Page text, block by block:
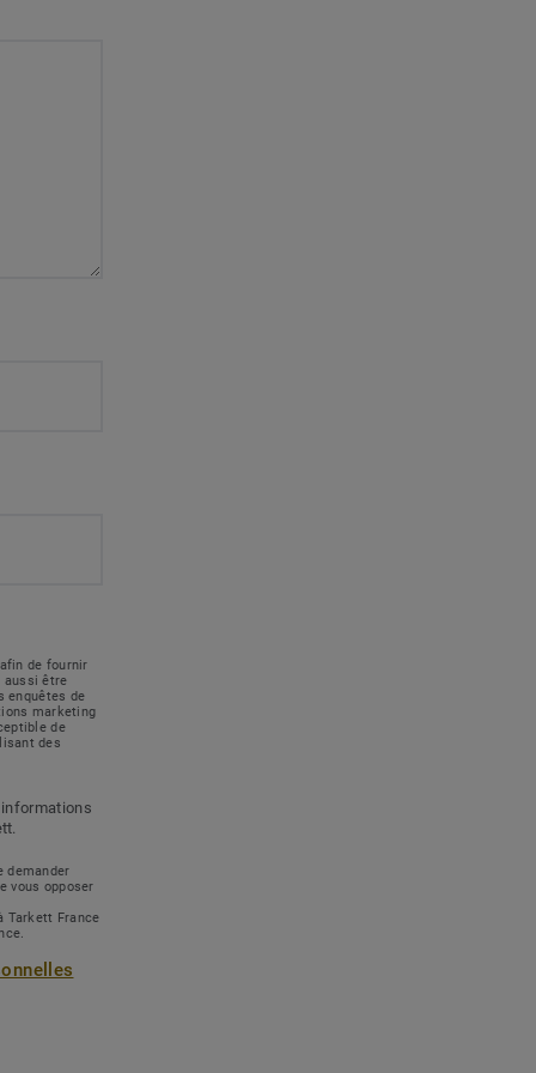
de fournir
aussi être
enquêtes de
marketing
de
des
demander
vous opposer
Tarkett France